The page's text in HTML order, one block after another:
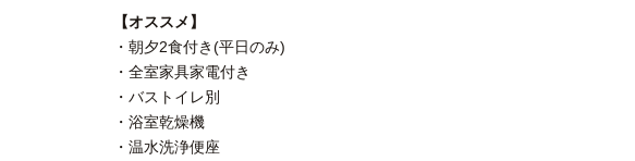
【オススメ】
・朝夕2食付き(平日のみ)
・全室家具家電付き
・バストイレ別
・浴室乾燥機
・温水洗浄便座